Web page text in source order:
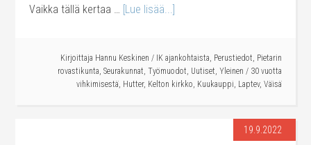
Vaikka tällä kertaa … [Lue lisää...]
Kirjoittaja Hannu Keskinen / IK ajankohtaista, Perustiedot, Pietarin
rovastikunta, Seurakunnat, Työmuodot, Uutiset, Yleinen / 30 vuotta
vihkimisestä, Hutter, Kelton kirkko, Kuukauppi, Laptev, Väisä
19.9.2022